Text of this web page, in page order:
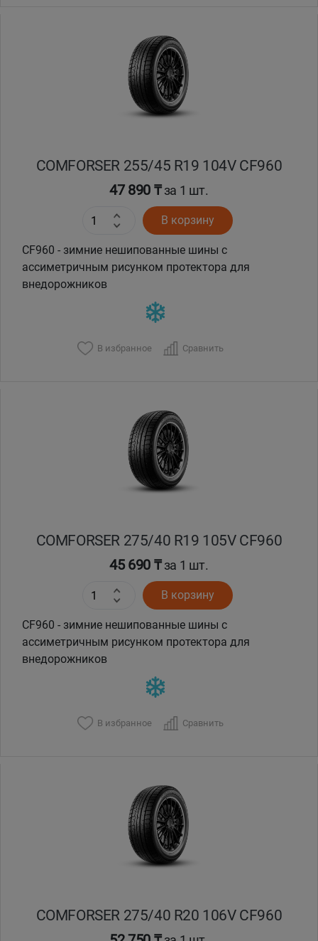
COMFORSER 255/45 R19 104V CF960
47 890 ₸за 1 шт.
В корзину
CF960 - зимние нешипованные шины с
ассиметричным рисунком протектора для
внедорожников
В избранное Сравнить
COMFORSER 275/40 R19 105V CF960
45 690 ₸за 1 шт.
В корзину
CF960 - зимние нешипованные шины с
ассиметричным рисунком протектора для
внедорожников
В избранное Сравнить
COMFORSER 275/40 R20 106V CF960